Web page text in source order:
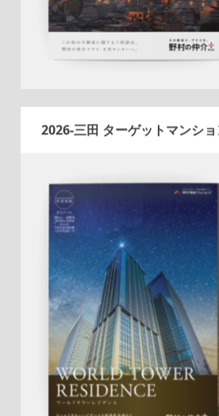
2026-三田 ターゲットマンシ
Update: 2026.03.05
折りパンフレット マンション
エリア
広告 シリーズ広告 人気商品売却訴求
査定 クールプレミアム 三田センター
QRコードアフターフォロー成約御礼
詳しく見る